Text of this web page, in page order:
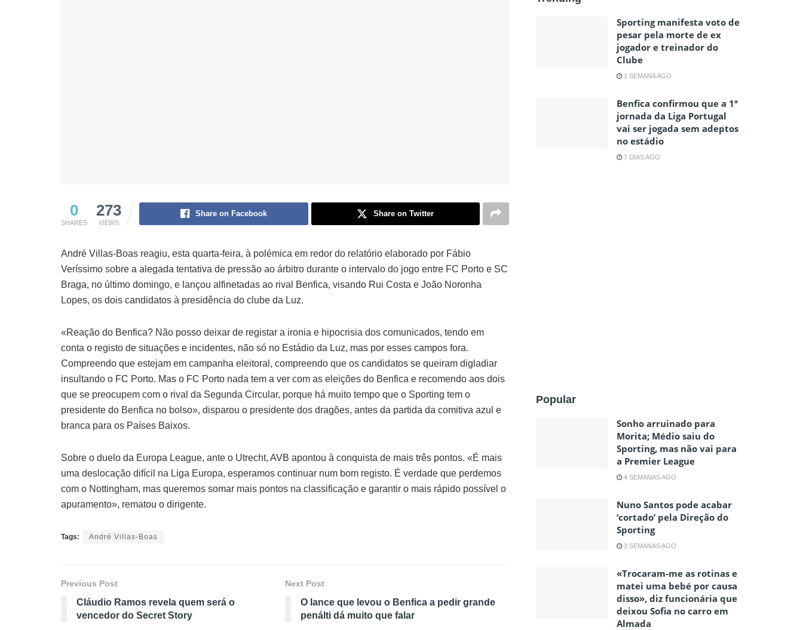
0
SHARES
273
VIEWS
Share on Facebook Share on Twitter
André Villas-Boas reagiu, esta quarta-feira, à polémica em redor do relatório elaborado por Fábio
Veríssimo sobre a alegada tentativa de pressão ao árbitro durante o intervalo do jogo entre FC Porto e SC
Braga, no último domingo, e lançou alfinetadas ao rival Benfica, visando Rui Costa e João Noronha
Lopes, os dois candidatos à presidência do clube da Luz.
«Reação do Benfica? Não posso deixar de registar a ironia e hipocrisia dos comunicados, tendo em
conta o registo de situações e incidentes, não só no Estádio da Luz, mas por esses campos fora.
Compreendo que estejam em campanha eleitoral, compreendo que os candidatos se queiram digladiar
insultando o FC Porto. Mas o FC Porto nada tem a ver com as eleições do Benfica e recomendo aos dois
que se preocupem com o rival da Segunda Circular, porque há muito tempo que o Sporting tem o
presidente do Benfica no bolso», disparou o presidente dos dragões, antes da partida da comitiva azul e
branca para os Países Baixos.
Sobre o duelo da Europa League, ante o Utrecht, AVB apontou à conquista de mais três pontos. «É mais
uma deslocação difícil na Liga Europa, esperamos continuar num bom registo. É verdade que perdemos
com o Nottingham, mas queremos somar mais pontos na classificação e garantir o mais rápido possível o
apuramento», rematou o dirigente.
Tags: André Villas-Boas
Previous Post
Cláudio Ramos revela quem será o
vencedor do Secret Story
Next Post
O lance que levou o Benfica a pedir grande
penálti dá muito que falar
Sporting manifesta voto de
pesar pela morte de ex
jogador e treinador do
Clube
1 SEMANA AGO
Benfica confirmou que a 1ª
jornada da Liga Portugal
vai ser jogada sem adeptos
no estádio
7 DIAS AGO
Popular
Sonho arruinado para
Morita; Médio saiu do
Sporting, mas não vai para
a Premier League
4 SEMANAS AGO
Nuno Santos pode acabar
‘cortado’ pela Direção do
Sporting
3 SEMANAS AGO
«Trocaram-me as rotinas e
matei uma bebé por causa
disso», diz funcionária que
deixou Sofia no carro em
Almada